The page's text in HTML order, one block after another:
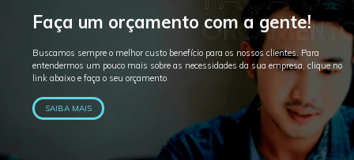
Faça um orçamento com a gente!
Buscamos sempre o melhor custo benefício para os nossos clientes. Para
entendermos um pouco mais sobre as necessidades da sua empresa, clique no
link abaixo e faça o seu orçamento
SAIBA MAIS